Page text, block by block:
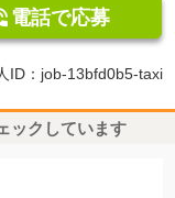
電話で応募
ID：job-13bfd0b5-taxi
ックしています